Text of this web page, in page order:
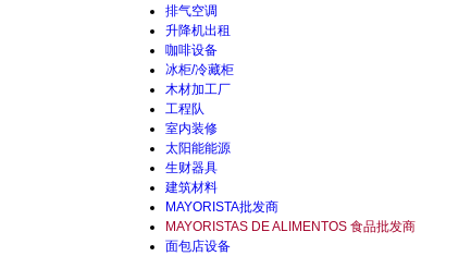
排气空调
升降机出租
咖啡设备
冰柜/冷藏柜
木材加工厂
工程队
室内装修
太阳能能源
生财器具
建筑材料
MAYORISTA批发商
MAYORISTAS DE ALIMENTOS 食品批发商
面包店设备